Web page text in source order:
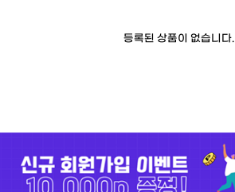
등록된 상품이 없습니다.